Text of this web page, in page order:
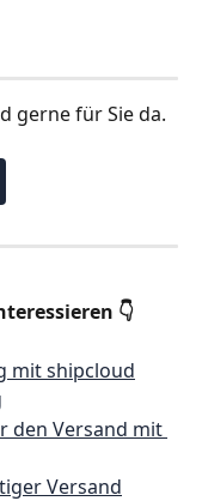
gerne für Sie da.
👇
mit shipcloud
den Versand mit
Versand